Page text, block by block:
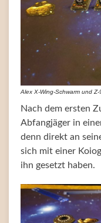
Alex X-Wing-Schwarm und
Nach dem ersten
Abfangjäger in
denn direkt an
sich mit einer
ihn gesetzt haben.